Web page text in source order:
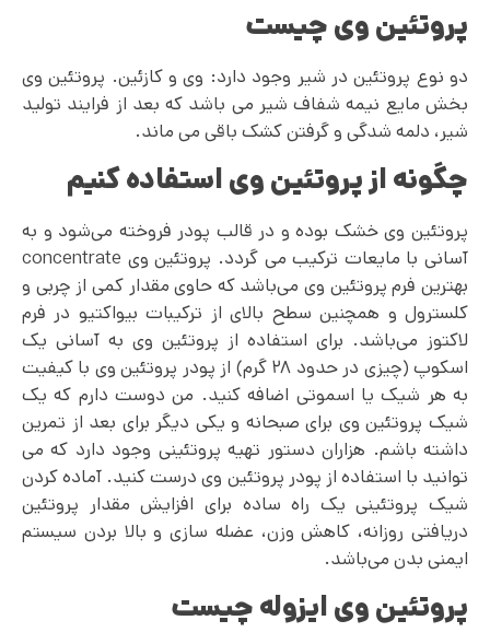
پروتئین وی چیست
دو نوع پروتئین در شیر وجود دارد: وی و کازئین. پروتئین وی
بخش مایع نیمه شفاف شیر می باشد که بعد از فرایند تولید
شیر، دلمه شدگی و گرفتن کشک باقی می ماند.
چگونه از پروتئین وی استفاده کنیم
پروتئین وی خشک بوده و در قالب پودر فروخته می‌شود و به
آسانی با مایعات ترکیب می گردد. پروتئین وی concentrate
بهترین فرم پروتئین وی می‌باشد که حاوی مقدار کمی از چربی و
کلسترول و همچنین سطح بالای از ترکیبات بیواکتیو در فرم
لاکتوز می‌باشد. برای استفاده از پروتئین وی به آسانی یک
اسکوپ (چیزی در حدود ۲۸ گرم) از پودر پروتئین وی با کیفیت
به هر شیک یا اسموتی اضافه کنید. من دوست دارم که یک
شیک پروتئین وی برای صبحانه و یکی دیگر برای بعد از تمرین
داشته باشم. هزاران دستور تهیه پروتئینی وجود دارد که می
توانید با استفاده از پودر پروتئین وی درست کنید. آماده کردن
شیک پروتئینی یک راه ساده برای افزایش مقدار پروتئین
دریافتی روزانه، کاهش وزن، عضله سازی و بالا بردن سیستم
ایمنی بدن می‌باشد.
پروتئین وی ایزوله چیست